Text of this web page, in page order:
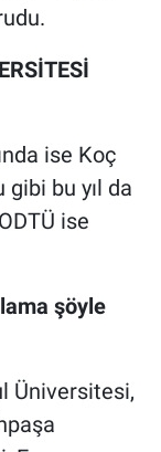
ise Koç
bu yıl da
ise
şöyle
Üniversitesi,